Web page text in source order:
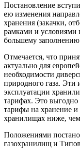
Постановление
ею изменения
хранения (закачки,
рамками и условиями
большему
Отмечается, что
актуально для
необходимости
природного газа. Эти
эксплуатации
тарифах. Это выгодно
тарифы на хранение
хранилищах ниже,
Положениями
газохранилищ и